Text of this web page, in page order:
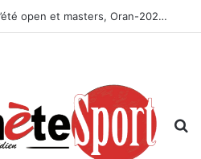
Championnat national d’été open et masters, Oran-2026 — Le CRB s’adjuge le titre